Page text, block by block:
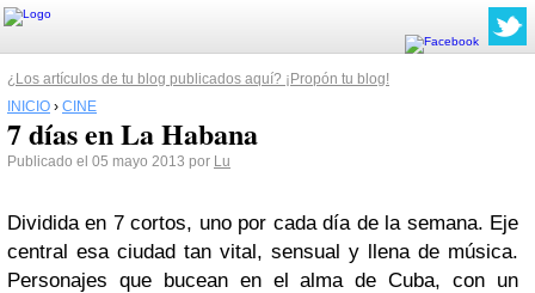
¿Los artículos de tu blog publicados aquí? ¡Propón tu blog!
INICIO › CINE
7 días en La Habana
Publicado el 05 mayo 2013 por Lu
Dividida en 7 cortos, uno por cada día de la semana. Eje
central esa ciudad tan vital, sensual y llena de música.
Personajes que bucean en el alma de Cuba, con un